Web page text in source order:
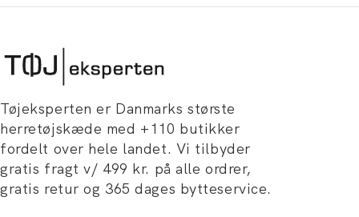
Tøjeksperten er Danmarks største
herretøjskæde med +110 butikker
fordelt over hele landet. Vi tilbyder
gratis fragt v/ 499 kr. på alle ordrer,
gratis retur og 365 dages bytteservice.